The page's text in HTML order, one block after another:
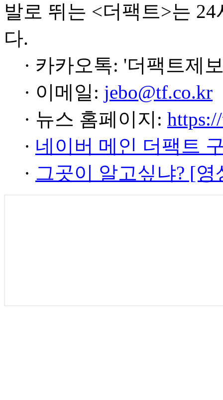
발로 뛰는 <더팩트>는
다.
· 카카오톡: '더팩트제
· 이메일: jebo@tf.co.kr
· 뉴스 홈페이지:
· 네이버 메인 더팩트
· 그곳이 알고싶냐? [